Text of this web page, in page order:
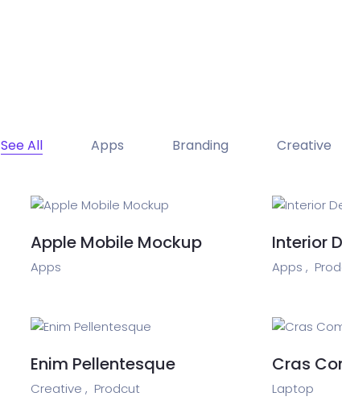
See All Apps Branding Creative
Apple Mobile Mockup
Apps
Interior
Apps ,
Enim Pellentesque
Creative , Prodcut
Cras
Laptop